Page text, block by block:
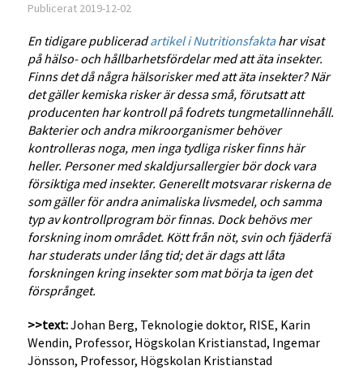
Publicerat 2019-12-02
En tidigare publiceradartikel i Nutritionsfaktahar visat
på hälso- och hållbarhetsfördelar med att äta insekter.
Finns det då några hälsorisker med att äta insekter? När
det gäller kemiska risker är dessa små, förutsatt att
producenten har kontroll på fodrets tungmetallinnehåll.
Bakterier och andra mikroorganismer behöver
kontrolleras noga, men inga tydliga risker finns här
heller. Personer med skaldjursallergier bör dock vara
försiktiga med insekter. Generellt motsvarar riskerna de
som gäller för andra animaliska livsmedel, och samma
typ av kontrollprogram bör finnas. Dock behövs mer
forskning inom området. Kött från nöt, svin och fjäderfä
har studerats under lång tid; det är dags att låta
forskningen kring insekter som mat börja ta igen det
försprånget.
>>text:Johan Berg, Teknologie doktor, RISE, Karin
Wendin, Professor, Högskolan Kristianstad, Ingemar
Jönsson, Professor, Högskolan Kristianstad